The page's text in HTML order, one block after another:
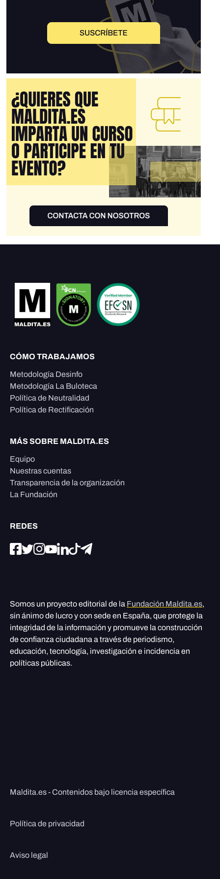
CÓMO TRABAJAMOS
Metodología Desinfo
Metodología La Buloteca
Política de Neutralidad
Política de Rectificación
MÁS SOBRE MALDITA.ES
Equipo
Nuestras cuentas
Transparencia de la organización
La Fundación
REDES
Somos un proyecto editorial de la Fundación Maldita.es,
sin ánimo de lucro y con sede en España, que protege la
integridad de la información y promueve la construcción
de confianza ciudadana a través de periodismo,
educación, tecnología, investigación e incidencia en
políticas públicas.
Maldita.es - Contenidos bajo licencia específica
Política de privacidad
Aviso legal